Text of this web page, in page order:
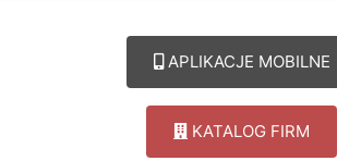
APLIKACJE MOBILNE
KATALOG FIRM